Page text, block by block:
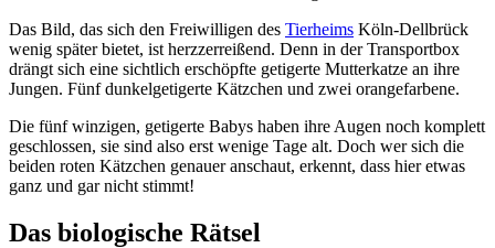
Das Bild, das sich den Freiwilligen des Tierheims Köln-Dellbrück
wenig später bietet, ist herzzerreißend. Denn in der Transportbox
drängt sich eine sichtlich erschöpfte getigerte Mutterkatze an ihre
Jungen. Fünf dunkelgetigerte Kätzchen und zwei orangefarbene.
Die fünf winzigen, getigerte Babys haben ihre Augen noch komplett
geschlossen, sie sind also erst wenige Tage alt. Doch wer sich die
beiden roten Kätzchen genauer anschaut, erkennt, dass hier etwas
ganz und gar nicht stimmt!
Das biologische Rätsel